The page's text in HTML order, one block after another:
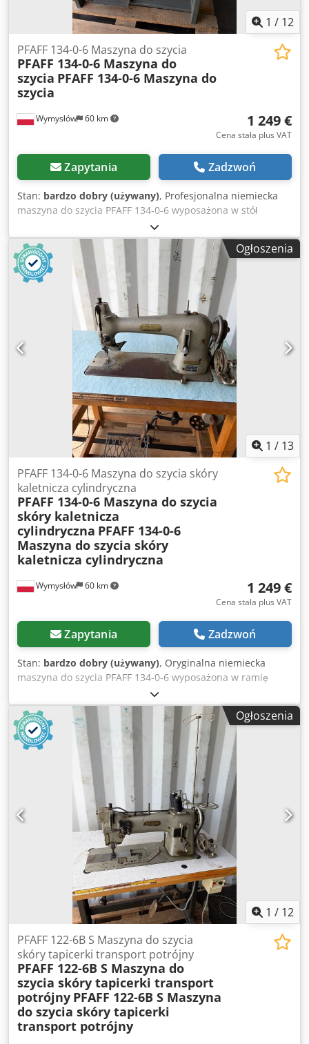
1 / 12
Wymysłów 60 km
PFAFF 134-0-6 Maszyna do szycia
PFAFF 134-0-6 Maszyna do
szycia PFAFF 134-0-6 Maszyna do
szycia
1 249 €
Cena stała plus VAT
Zapytania Zadzwoń
Stan: bardzo dobry (używany), Profesjonalna niemiecka
maszyna do szycia PFAFF 134-0-6 wyposażona w stół
roboczy oraz silnik. Solidna, ciężka konstrukcja zapewnia
stabilną pracę i wysoką trwałość. Maszyna przeznaczona
do szycia różnego rodzaju materiałów tekstylnych oraz
wyrobów wymagających precyzyjnego prowadzenia
materiału. Dane techniczne: Producent: PFAFF Model: 134-
0-6 Zasilanie: 220 V Silnik pod stołem Napęd paskowy
Sterowanie pedałem nożnym Stół roboczy w komplecie
Produkcja niemiecka Stan: Cjdpozgnyijfx Akvjha Maszyna
używana. Stan wizualny widoczny na zdjęciach.
Sprzedawana dokładnie w takim stanie, jak przedstawiono
na fotografiach.
Ogłoszenia
1 / 13
Wymysłów 60 km
PFAFF 134-0-6 Maszyna do szycia skóry
kaletnicza cylindryczna
PFAFF 134-0-6 Maszyna do szycia
skóry kaletnicza
cylindryczna PFAFF 134-0-6
Maszyna do szycia skóry
kaletnicza cylindryczna
1 249 €
Cena stała plus VAT
Zapytania Zadzwoń
Stan: bardzo dobry (używany), Oryginalna niemiecka
maszyna do szycia PFAFF 134-0-6 wyposażona w ramię
cylindryczne, przeznaczona do szycia elementów
skórzanych, galanterii, obuwia, toreb, pasków oraz innych
wyrobów wymagających szycia na cylindrycznym ramieniu.
Dane techniczne: Csdozgnxxjpfx Akvsha Producent: PFAFF
Model: 134-0-6 Ramię cylindryczne Napęd nożny z
silnikiem Zasilanie: 220 V Moc silnika: 370 W Obroty silnika:
2800 obr./min Stół roboczy w komplecie Produkcja
niemiecka Zastosowanie: kaletnictwo, wyroby skórzane,
torby, paski, pokrowce, obuwie. Stan: Maszyna używana.
Stan wizualny widoczny na zdjęciach. Sprzedawana
dokładnie w takim stanie, jak przedstawiono na
Ogłoszenia
1 / 12
PFAFF 122-6B S Maszyna do szycia
skóry tapicerki transport potrójny
PFAFF 122-6B S Maszyna do
szycia skóry tapicerki transport
potrójny PFAFF 122-6B S Maszyna
do szycia skóry tapicerki
transport potrójny